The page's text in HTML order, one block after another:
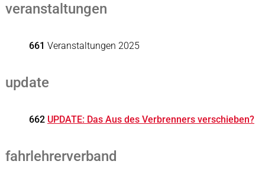
veranstaltungen
661 Veranstaltungen 2025
update
662 UPDATE: Das Aus des Verbrenners verschieben?
fahrlehrerverband